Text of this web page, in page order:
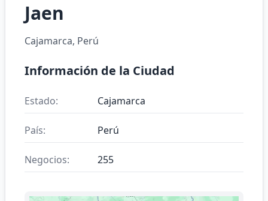
Jaen
Cajamarca, Perú
Información de la Ciudad
Estado: Cajamarca
País: Perú
Negocios: 255